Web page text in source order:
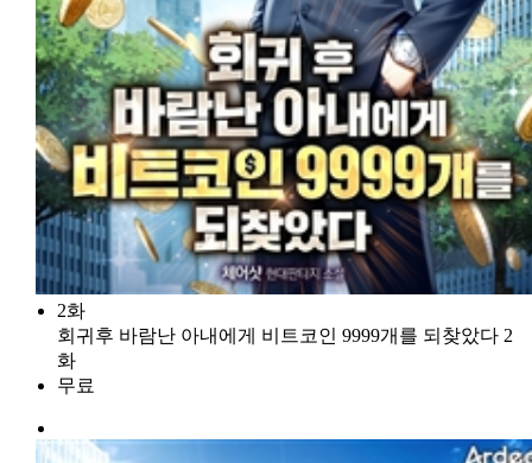
2화
회귀후 바람난 아내에게 비트코인 9999개를 되찾았다 2
화
무료